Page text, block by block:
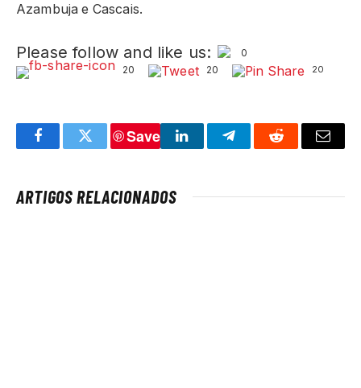
Azambuja e Cascais.
Please follow and like us:
0
20
20 20
FacebookTwitter
Save
LinkedInTelegramReddit Email
ARTIGOS RELACIONADOS